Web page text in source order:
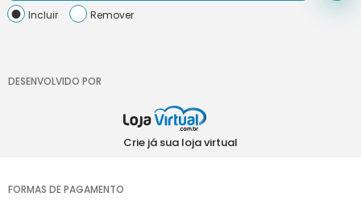
Incluir Remover
DESENVOLVIDO POR
Crie já sua loja virtual
FORMAS DE PAGAMENTO